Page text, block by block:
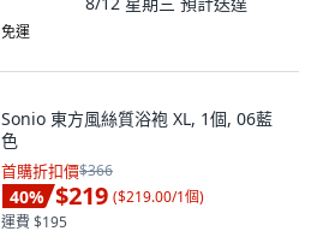
免運
Sonio 東方風絲質浴袍 XL, 1個, 06藍
色
首購折扣價$366
40% $219 ($219.00/1個)
運費 $195